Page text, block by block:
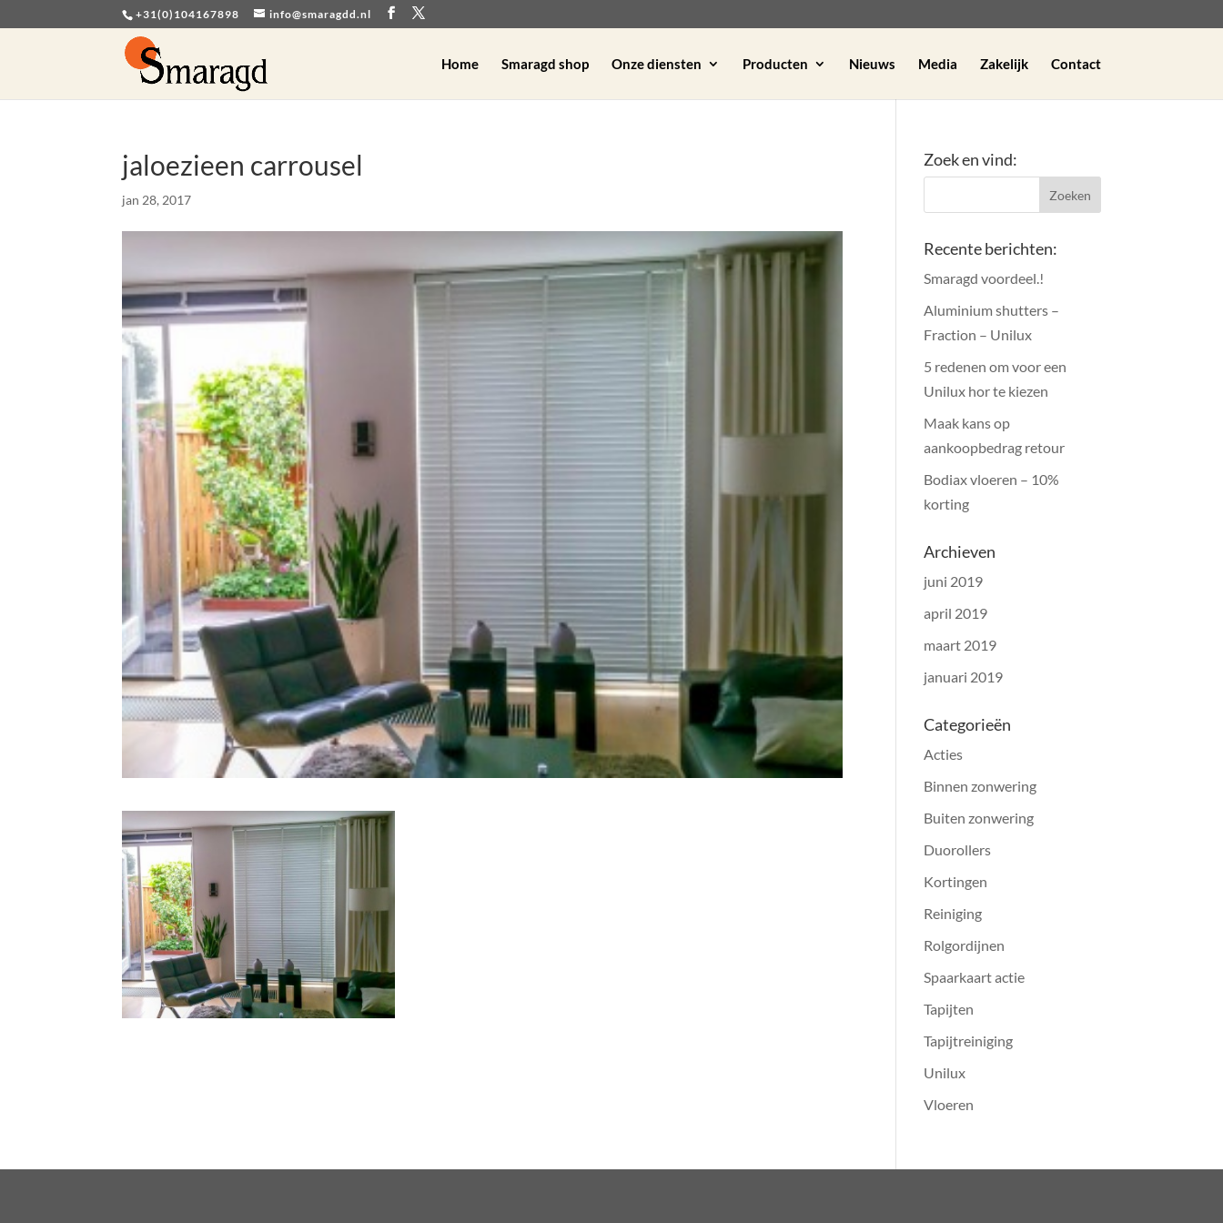
+31(0)104167898 info@smaragdd.nl
Home Smaragd shop Onze diensten Producten Nieuws Media Zakelijk Contact
jaloezieen carrousel
jan 28, 2017
Zoek en vind:
Recente berichten:
Smaragd voordeel.!
Aluminium shutters –
Fraction – Unilux
5 redenen om voor een
Unilux hor te kiezen
Maak kans op
aankoopbedrag retour
Bodiax vloeren – 10%
korting
Archieven
juni 2019
april 2019
maart 2019
januari 2019
Categorieën
Acties
Binnen zonwering
Buiten zonwering
Duorollers
Kortingen
Reiniging
Rolgordijnen
Spaarkaart actie
Tapijten
Tapijtreiniging
Unilux
Vloeren